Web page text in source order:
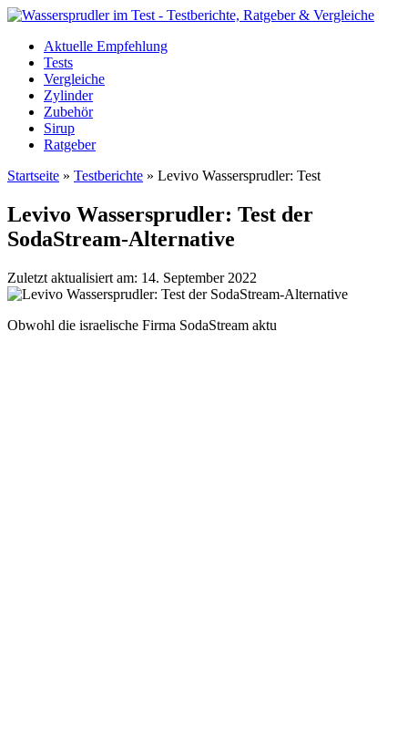
Aktuelle Empfehlung
Tests
Vergleiche
Zylinder
Zubehör
Sirup
Ratgeber
Startseite » Testberichte » Levivo Wassersprudler: Test
Levivo Wassersprudler: Test der
SodaStream-Alternative
Zuletzt aktualisiert am: 14. September 2022
Obwohl die israelische Firma SodaStream aktu